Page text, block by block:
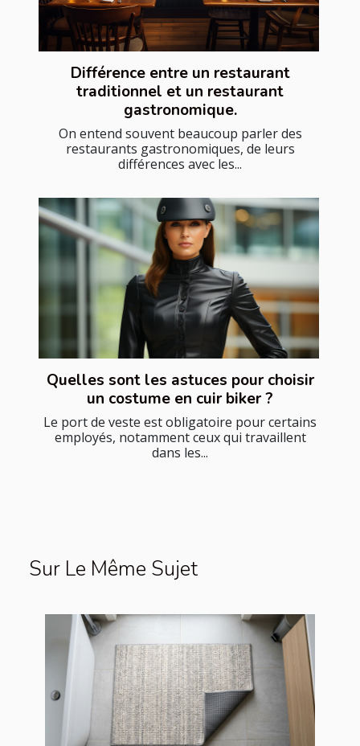
Différence entre un restaurant
traditionnel et un restaurant
gastronomique.
On entend souvent beaucoup parler des
restaurants gastronomiques, de leurs
différences avec les...
Quelles sont les astuces pour choisir
un costume en cuir biker ?
Le port de veste est obligatoire pour certains
employés, notamment ceux qui travaillent
dans les...
Sur Le Même Sujet